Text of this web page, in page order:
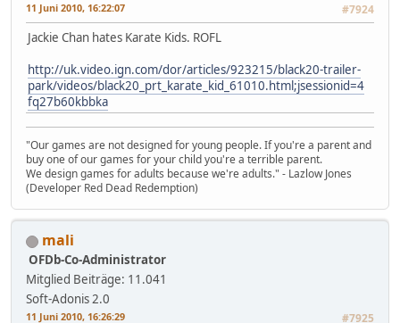
11 Juni 2010, 16:22:07 #7924
Jackie Chan hates Karate Kids. ROFL
http://uk.video.ign.com/dor/articles/923215/black20-trailer-
park/videos/black20_prt_karate_kid_61010.html;jsessionid=4
fq27b60kbbka
"Our games are not designed for young people. If you're a parent and
buy one of our games for your child you're a terrible parent.
We design games for adults because we're adults." - Lazlow Jones
(Developer Red Dead Redemption)
mali
OFDb-Co-Administrator
Mitglied Beiträge: 11.041
Soft-Adonis 2.0
11 Juni 2010, 16:26:29 #7925